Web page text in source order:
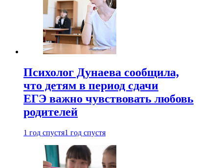
Психолог Дунаева сообщила,
что детям в период сдачи
ЕГЭ важно чувствовать любовь
родителей
1 год спустя1 год спустя